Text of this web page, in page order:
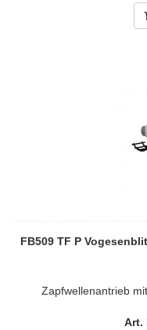
FB509 TF P
Zapfwellenantrieb
Art.